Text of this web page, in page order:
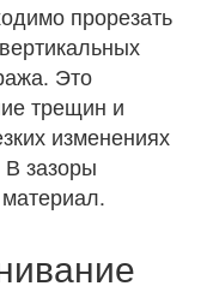
прорезать
Это
трещин и
изменениях
зазоры